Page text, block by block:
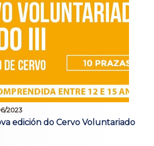
2023
edición do Cervo Voluntariado